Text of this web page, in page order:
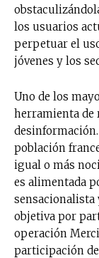
los usuarios
perpetuar el
jóvenes y los
Uno de los
herramienta de
población
igual o más
es alimentada
sensacionalista
objetiva por
operación
participación